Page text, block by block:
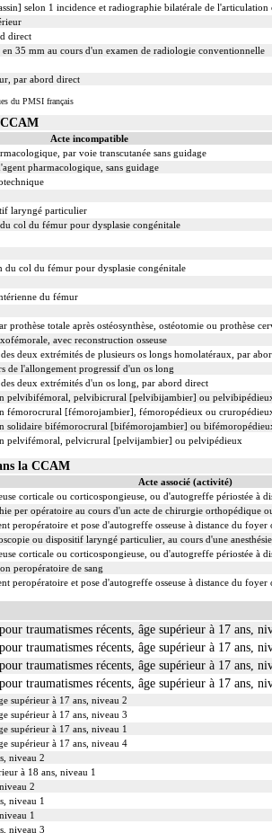
selon 1 incidence et radiographie bilatérale de
direct
35 mm au cours d'un examen de radiologie conventionnelle
par abord direct
du PMSI français
Acte incompatible
par voie transcutanée sans guidage
pharmacologique, sans guidage
laryngé particulier
col du fémur pour dysplasie congénitale
du col du fémur pour dysplasie congénitale
du fémur
prothèse totale après ostéosynthèse, ostéotomie ou prothèse
avec reconstruction osseuse
deux extrémités de plusieurs os longs homolatéraux, par
de l'allongement progressif d'un os long
deux extrémités d'un os long, par abord direct
pelvibifémoral, pelvibicrural [pelvibijambier] ou
fémorocrural [fémorojambier], fémoropédieux ou
solidaire bifémorocrural [bifémorojambier] ou
pelvifémoral, pelvicrural [pelvijambier] ou pelvipédieux
la CCAM
Acte associé (activité)
corticale ou corticospongieuse, ou d'autogreffe périostée à
per opératoire au cours d'un acte de chirurgie orthopédique
peropératoire et pose d'autogreffe osseuse à distance du foyer
ou dispositif laryngé particulier, au cours d'une
corticale ou corticospongieuse, ou d'autogreffe périostée à
peropératoire de sang
peropératoire et pose d'autogreffe osseuse à distance du foyer
traumatismes récents, âge supérieur à 17 ans,
traumatismes récents, âge supérieur à 17 ans,
traumatismes récents, âge supérieur à 17 ans,
traumatismes récents, âge supérieur à 17 ans,
supérieur à 17 ans, niveau 2
supérieur à 17 ans, niveau 3
supérieur à 17 ans, niveau 1
supérieur à 17 ans, niveau 4
niveau 2
à 18 ans, niveau 1
2
niveau 1
1
niveau 3